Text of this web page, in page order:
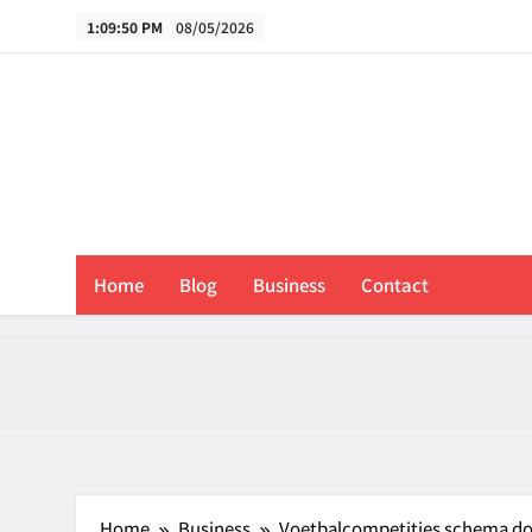
1:09:51 PM 08/05/2026
Home Blog Business Contact